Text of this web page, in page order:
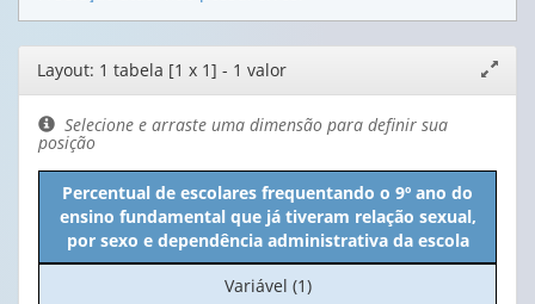
Editor
de
layout
janela
Layout: 1 tabela [1 x 1] - 1 valor
Selecione e arraste uma dimensão para definir sua
posição
Percentual de escolares frequentando o 9º ano do
ensino fundamental que já tiveram relação sexual,
por sexo e dependência administrativa da escola
No
Variável (1)